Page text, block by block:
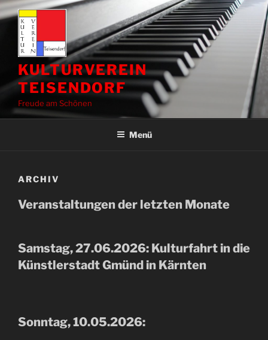
Zum
Inhalt
springen
KULTURVEREIN
TEISENDORF
Freude am Schönen
Menü
ARCHIV
Veranstaltungen der letzten Monate
Samstag, 27.06.2026: Kulturfahrt in die
Künstlerstadt Gmünd in Kärnten
Sonntag, 10.05.2026: